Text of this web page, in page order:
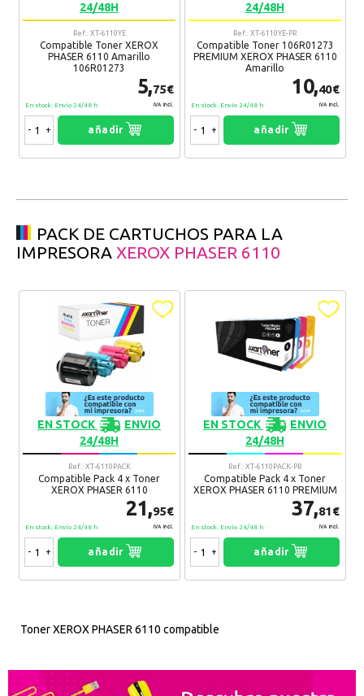
24/48H
Ref.: XT-6110YE
Compatible Toner XEROX
PHASER 6110 Amarillo
106R01273
5,75€
IVA Incl.
En stock. Envío 24/48 h
- + añadir
24/48H
Ref.: XT-6110YE-PR
Compatible Toner 106R01273
PREMIUM XEROX PHASER 6110
Amarillo
10,40€
IVA Incl.
En stock. Envío 24/48 h
- + añadir
PACK DE CARTUCHOS PARA LA
IMPRESORA XEROX PHASER 6110
EN STOCK
ENVIO
24/48H
Ref.: XT-6110PACK
Compatible Pack 4 x Toner
XEROX PHASER 6110
21,95€
IVA Incl.
En stock. Envío 24/48 h
- + añadir
EN STOCK
ENVIO
24/48H
Ref.: XT-6110PACK-PR
Compatible Pack 4 x Toner
XEROX PHASER 6110 PREMIUM
37,81€
IVA Incl.
En stock. Envío 24/48 h
- + añadir
Toner XEROX PHASER 6110 compatible